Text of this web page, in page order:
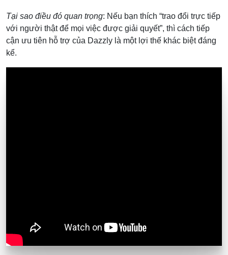
Tại sao điều đó quan trọng: Nếu bạn thích “trao đổi trực tiếp
với người thật để mọi việc được giải quyết”, thì cách tiếp
cận ưu tiên hỗ trợ của Dazzly là một lợi thế khác biệt đáng
kể.